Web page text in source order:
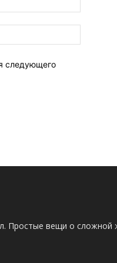
следующего
Простые вещи о сложной